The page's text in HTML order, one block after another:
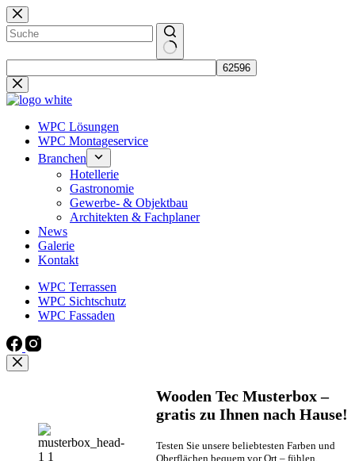
Zum
Inhalt
springen
Ergebnisse
WPC Lösungen
WPC Montageservice
Branchen
Hotellerie
Gastronomie
Gewerbe- & Objektbau
Architekten & Fachplaner
News
Galerie
Kontakt
WPC Terrassen
WPC Sichtschutz
WPC Fassaden
Wooden Tec Musterbox –
gratis zu Ihnen nach Hause!
Testen Sie unsere beliebtesten Farben und
Oberflächen bequem vor Ort – fühlen,